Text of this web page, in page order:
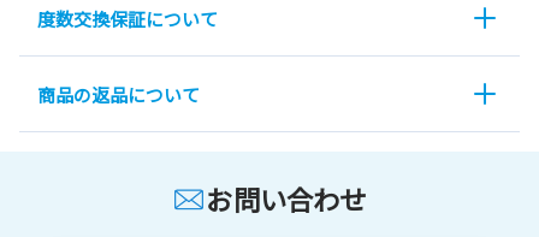
度数交換保証について
商品の返品について
お問い合わせ